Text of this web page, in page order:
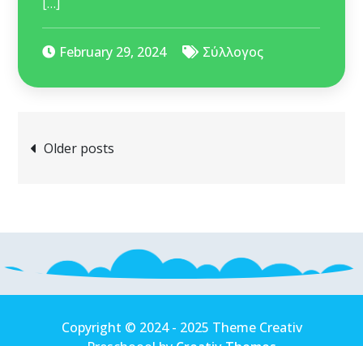
February 29, 2024 Σύλλογος
Posts
Older posts
Copyright © 2024 - 2025 Theme Creativ